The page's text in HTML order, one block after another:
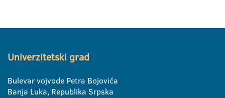
Univerzitetski grad
Bulevar vojvode Petra Bojovića
Banja Luka, Republika Srpska